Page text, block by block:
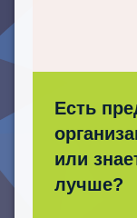
Есть
или
лучше?